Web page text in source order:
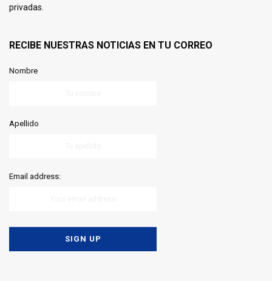
privadas.
RECIBE NUESTRAS NOTICIAS EN TU CORREO
Nombre
Apellido
Email address: